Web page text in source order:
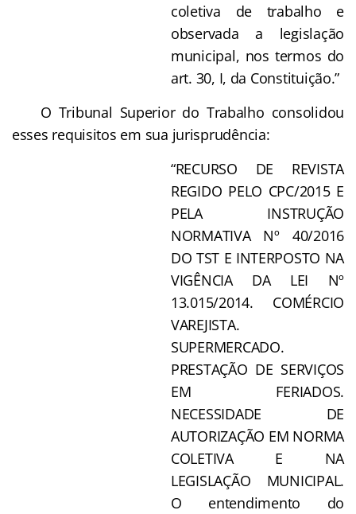
coletiva de trabalho e
observada a legislação
municipal, nos termos do
art. 30, I, da Constituição.”
O Tribunal Superior do Trabalho consolidou
esses requisitos em sua jurisprudência:
“RECURSO DE REVISTA
REGIDO PELO CPC/2015 E
PELA INSTRUÇÃO
NORMATIVA Nº 40/2016
DO TST E INTERPOSTO NA
VIGÊNCIA DA LEI Nº
13.015/2014. COMÉRCIO
VAREJISTA.
SUPERMERCADO.
PRESTAÇÃO DE SERVIÇOS
EM FERIADOS.
NECESSIDADE DE
AUTORIZAÇÃO EM NORMA
COLETIVA E NA
LEGISLAÇÃO MUNICIPAL.
O entendimento do